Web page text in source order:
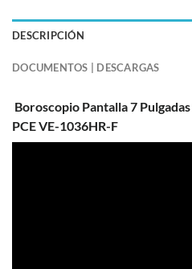
DESCRIPCIÓN
DOCUMENTOS | DESCARGAS
Boroscopio Pantalla 7
PCE VE-1036HR-F